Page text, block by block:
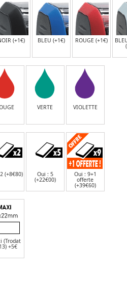
(+1€) BLEU (+1€) ROUGE (+1€)
VERTE VIOLETTE
(+8€80) Oui : 5
(+22€00)
Oui : 9+1
offerte
(+39€60)
(Trodat
+5€